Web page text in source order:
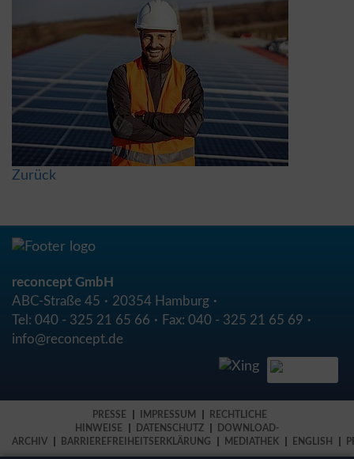
Zurück
reconcept GmbH
ABC-Straße 45
20354 Hamburg
Tel: 040 - 325 21 65 66 Fax: 040 - 325 21 65 69
info@reconcept.de
PRESSE IMPRESSUM
RECHTLICHE
HINWEISE
DATENSCHUTZ
DOWNLOAD-
ARCHIV
BARRIEREFREIHEITSERKLÄRUNG MEDIATHEK ENGLISH